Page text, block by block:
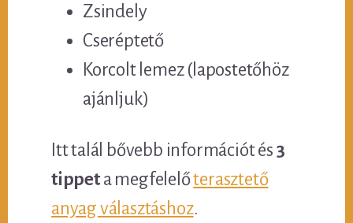
Zsindely
Cseréptető
Korcolt lemez (lapostetőhöz
ajánljuk)
Itt talál bővebb információt és 3
tippeta megfelelőterasztető
anyag választáshoz.